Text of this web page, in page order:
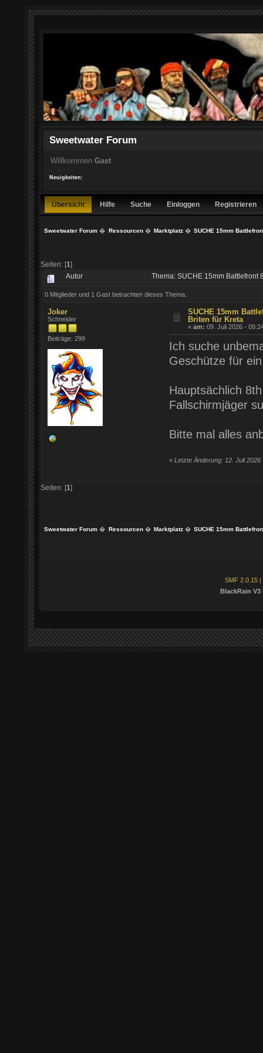
Sweetwater Forum
Willkommen Gast
Neuigkeiten:
Übersicht Hilfe Suche Einloggen Registrieren
Sweetwater Forum � Ressourcen� Marktplatz� SUCHE 15mm
Seiten: [1]
Autor Thema: SUCHE 15mm Battlefront
0 Mitglieder und 1 Gast betrachten dieses Thema.
Joker
Schneider
Beiträge: 299
SUCHE 15mm
Briten für Kreta
«am: 09. Juli 2026 -
Ich suche
Geschütze für
Hauptsächlich
Fallschirmjäger
Bitte mal alles
« Letzte Änderung: 12. Juli
Seiten: [1]
Sweetwater Forum � Ressourcen� Marktplatz� SUCHE 15mm
SMF 2.0.15 |
BlackRain V3